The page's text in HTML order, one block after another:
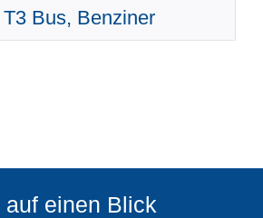
Bus, Benziner
einen Blick